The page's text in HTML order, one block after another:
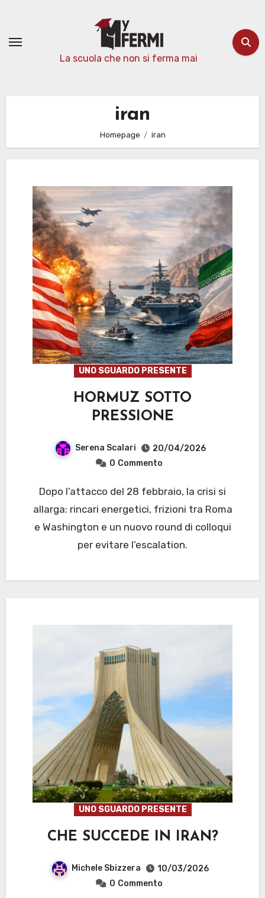
contenuto
La scuola che non si ferma mai
iran
Homepage iran
UNO SGUARDO PRESENTE
HORMUZ SOTTO
PRESSIONE
Serena Scalari
20/04/2026
0 Commento
Dopo l’attacco del 28 febbraio, la crisi si
allarga: rincari energetici, frizioni tra Roma
e Washington e un nuovo round di colloqui
per evitare l’escalation.
UNO SGUARDO PRESENTE
CHE SUCCEDE IN IRAN?
Michele Sbizzera
10/03/2026
0 Commento